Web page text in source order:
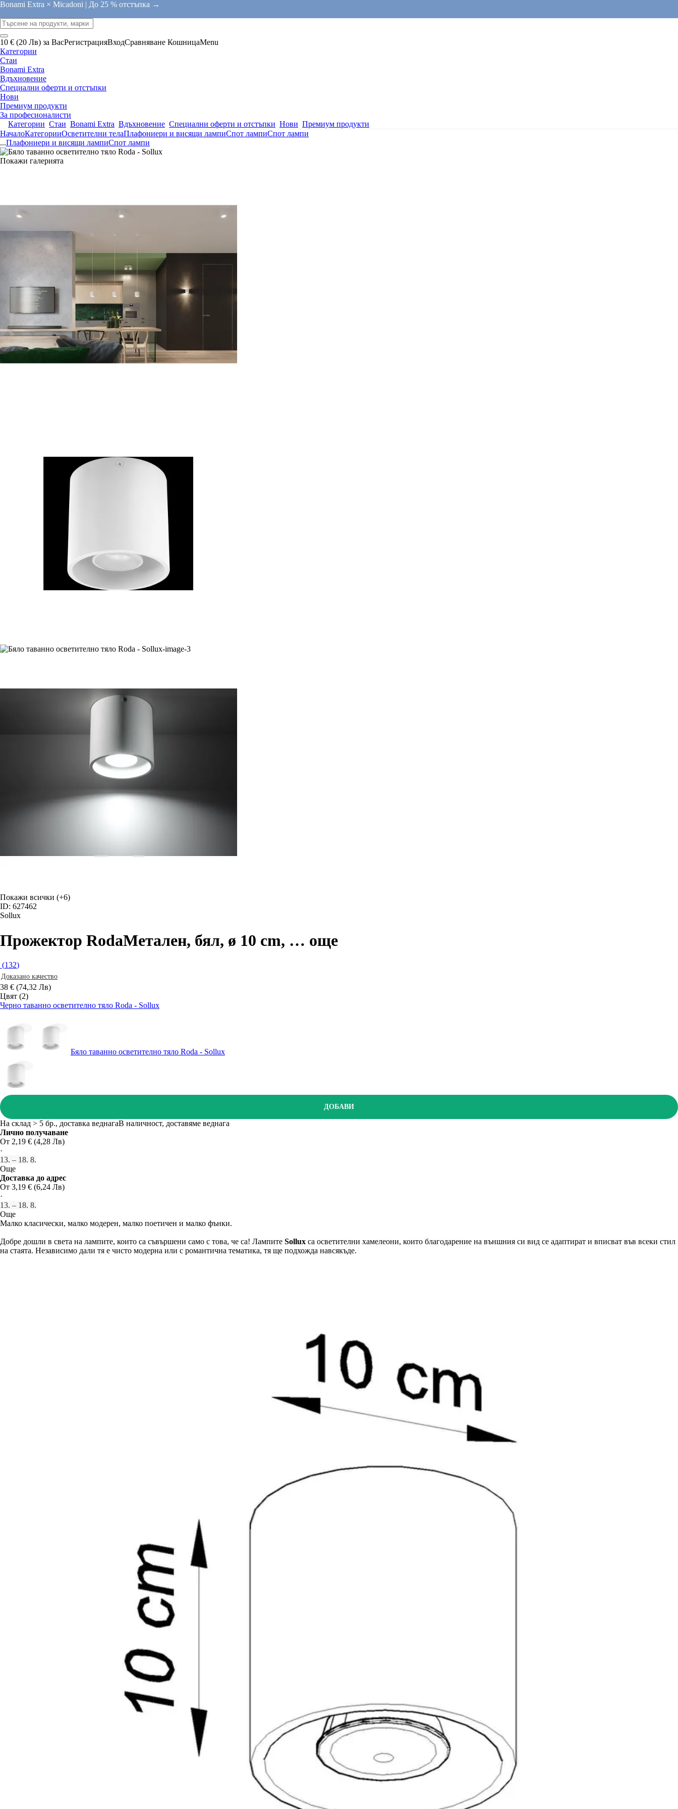
Bonami Extra × Micadoni | До 25 % отстъпка →
10 € (20 Лв) за ВасРегистрацияВходСравняване КошницаMenu
Категории
Стаи
Bonami Extra
Вдъхновение
Специални оферти и отстъпки
Нови
Премиум продукти
За професионалисти
Категории Стаи Bonami Extra Вдъхновение Специални оферти и отстъпки Нови Премиум продукти
НачалоКатегорииОсветителни телаПлафониери и висящи лампиСпот лампиСпот лампи
...Плафониери и висящи лампиСпот лампи
Покажи галерията
Покажи всички (+6)
ID: 627462
Sollux
Прожектор RodaМетален, бял, ø 10 cm, … още
(132)
Доказано качество
38 € (74,32 Лв)
Цвят (2)
Черно таванно осветително тяло Roda - Sollux
Бяло таванно осветително тяло Roda - Sollux
ДОБАВИ
На склад > 5 бр., доставка веднагаВ наличност, доставяме веднага
Лично получаване
От 2,19 € (4,28 Лв)
·
13. – 18. 8.
Още
Доставка до адрес
От 3,19 € (6,24 Лв)
·
13. – 18. 8.
Още
Малко класически, малко модерен, малко поетичен и малко фънки.
Добре дошли в света на лампите, които са съвършени само с това, че са! Лампите Sollux са осветителни хамелеони, които благодарение на външния си вид се адаптират и вписват във всеки стил
на стаята. Независимо дали тя е чисто модерна или с романтична тематика, тя ще подхожда навсякъде.